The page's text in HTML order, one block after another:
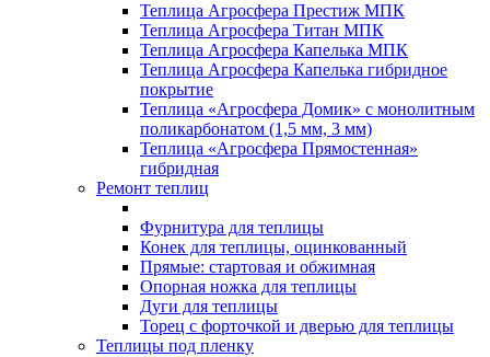
Теплица Агросфера Престиж МПК
Теплица Агросфера Титан МПК
Теплица Агросфера Капелька МПК
Теплица Агросфера Капелька гибридное
покрытие
Теплица «Агросфера Домик» с монолитным
поликарбонатом (1,5 мм, 3 мм)
Теплица «Агросфера Прямостенная»
гибридная
Ремонт теплиц
Фурнитура для теплицы
Конек для теплицы, оцинкованный
Прямые: стартовая и обжимная
Опорная ножка для теплицы
Дуги для теплицы
Торец с форточкой и дверью для теплицы
Теплицы под пленку